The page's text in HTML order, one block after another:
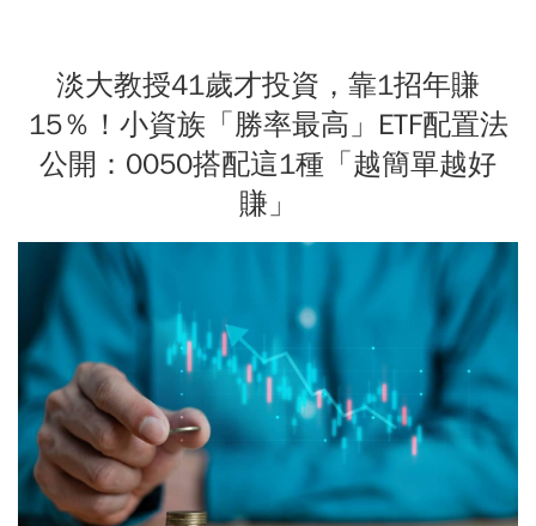
淡大教授41歲才投資，靠1招年賺
15％！小資族「勝率最高」ETF配置法
公開：0050搭配這1種「越簡單越好
賺」